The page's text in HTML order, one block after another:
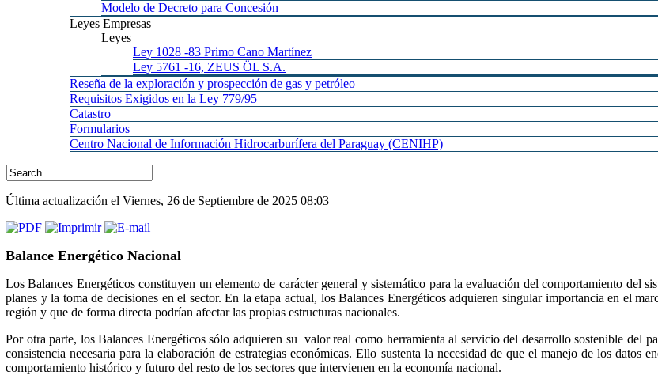
Modelo de Decreto para Concesión
Leyes Empresas
Leyes
Ley 1028 -83 Primo Cano Martínez
Ley 5761 -16, ZEUS ÖL S.A.
Reseña de la exploración y prospección de gas y petróleo
Requisitos Exigidos en la Ley 779/95
Catastro
Formularios
Centro Nacional de Información Hidrocarburífera del Paraguay (CENIHP)
Última actualización el Viernes, 26 de Septiembre de 2025 08:03
Balance Energético Nacional
Los Balances Energéticos constituyen un elemento de carácter general y sistemático para la evaluación del comportamiento del
planes y la toma de decisiones en el sector. En la etapa actual, los Balances Energéticos adquieren singular importancia en el
región y que de forma directa podrían afectar las propias estructuras nacionales.
Por otra parte, los Balances Energéticos sólo adquieren su valor real como herramienta al servicio del desarrollo sostenible del
consistencia necesaria para la elaboración de estrategias económicas. Ello sustenta la necesidad de que el manejo de los
comportamiento histórico y futuro del resto de los sectores que intervienen en la economía nacional.